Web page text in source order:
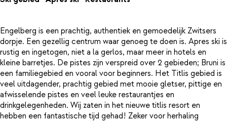
Engelberg is een prachtig, authentiek en gemoedelijk Zwitsers
dorpje. Een gezellig centrum waar genoeg te doen is. Apres ski is
rustig en ingetogen, niet a la gerlos, maar meer in hotels en
kleine barretjes. De pistes zijn verspreid over 2 gebieden; Bruni is
een familiegebied en vooral voor beginners. Het Titlis gebied is
veel uitdagender, prachtig gebied met mooie gletser, pittige en
afwisselende pistes en veel leuke restaurantjes en
drinkgelegenheden. Wij zaten in het nieuwe titlis resort en
hebben een fantastische tijd gehad! Zeker voor herhaling